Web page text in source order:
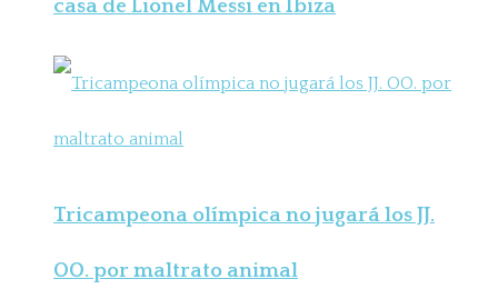
casa de Lionel Messi en Ibiza
Tricampeona olímpica no jugará los JJ.
OO. por maltrato animal